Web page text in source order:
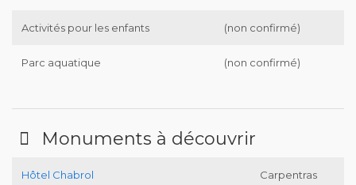
Activités pour les enfants (non confirmé)
Parc aquatique (non confirmé)
Monuments à découvrir
Hôtel Chabrol Carpentras